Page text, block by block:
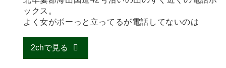
ックス。
よく女がボーっと立ってるが電話してないのは
2chで見る